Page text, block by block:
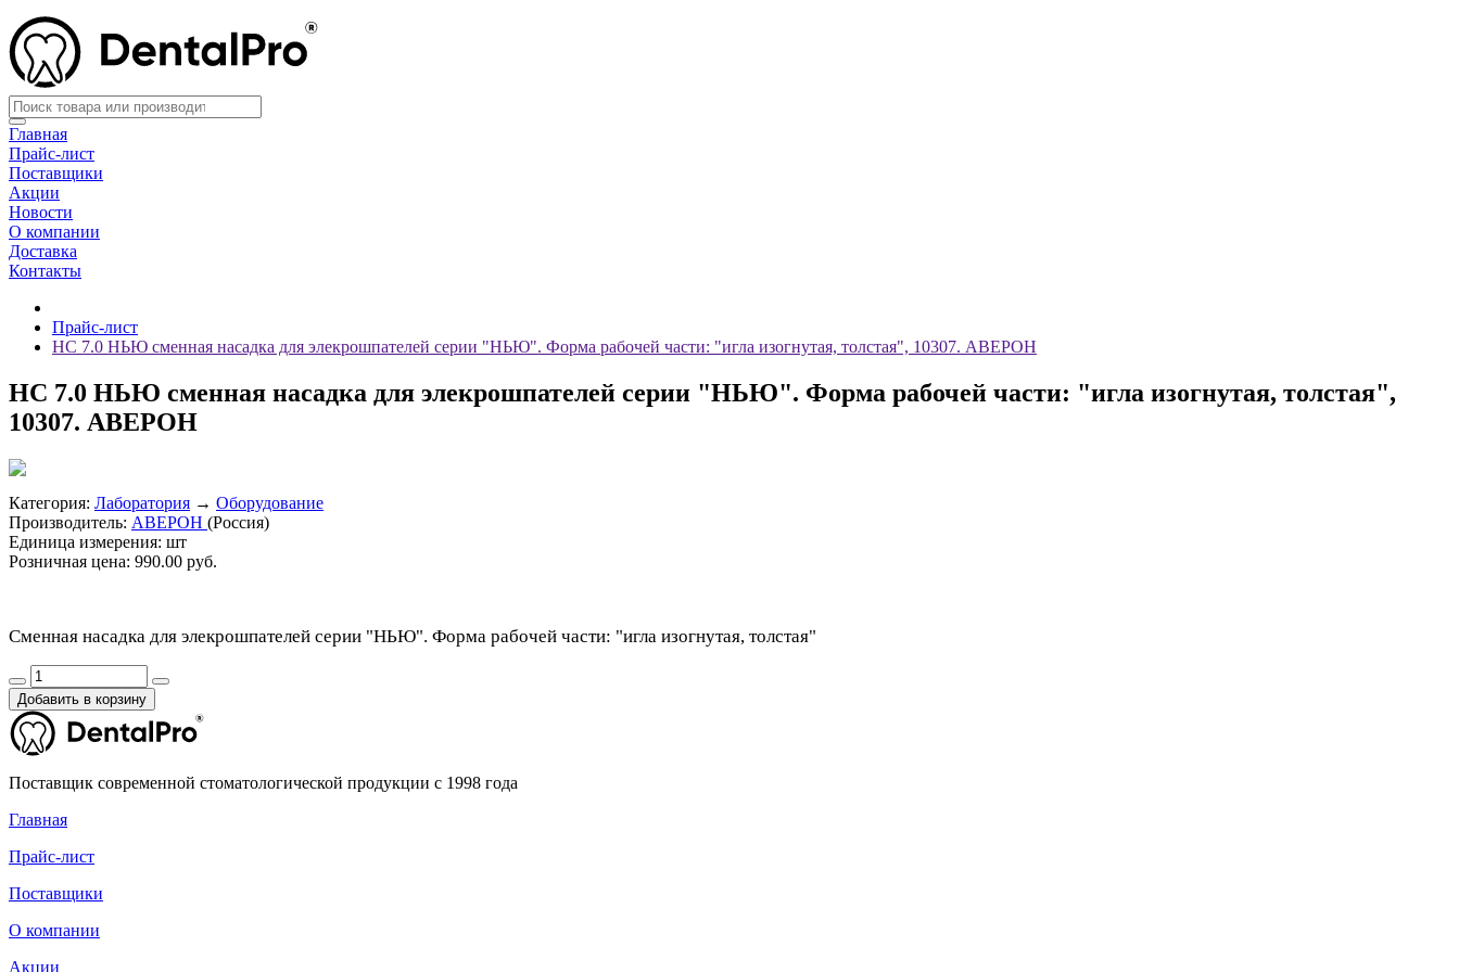
Главная
Прайс-лист
Поставщики
Акции
Новости
О компании
Доставка
Контакты
Прайс-лист
НС 7.0 НЬЮ сменная насадка для элекрошпателей серии "НЬЮ". Форма рабочей части: "игла изогнутая, толстая", 10307. АВЕРОН
НС 7.0 НЬЮ сменная насадка для элекрошпателей серии "НЬЮ". Форма рабочей части: "игла изогнутая, толстая",
10307. АВЕРОН
Категория: Лаборатория → Оборудование
Производитель: АВЕРОН (Россия)
Единица измерения: шт
Розничная цена: 990.00 руб.
Сменная насадка для элекрошпателей серии "НЬЮ". Форма рабочей части: "игла изогнутая, толстая"
Добавить в корзину
Поставщик современной стоматологической продукции с 1998 года
Главная
Прайс-лист
Поставщики
О компании
Акции